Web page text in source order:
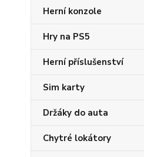
Herní konzole
Hry na PS5
Herní příslušenství
Sim karty
Držáky do auta
Chytré lokátory